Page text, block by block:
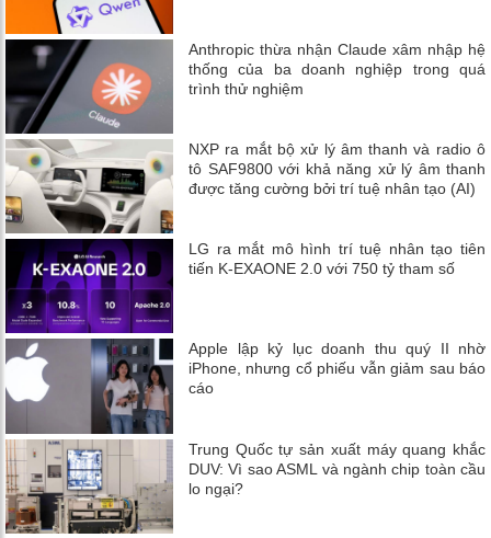
Anthropic thừa nhận Claude xâm nhập hệ
thống của ba doanh nghiệp trong quá
trình thử nghiệm
NXP ra mắt bộ xử lý âm thanh và radio ô
tô SAF9800 với khả năng xử lý âm thanh
được tăng cường bởi trí tuệ nhân tạo (AI)
LG ra mắt mô hình trí tuệ nhân tạo tiên
tiến K-EXAONE 2.0 với 750 tỷ tham số
Apple lập kỷ lục doanh thu quý II nhờ
iPhone, nhưng cổ phiếu vẫn giảm sau báo
cáo
Trung Quốc tự sản xuất máy quang khắc
DUV: Vì sao ASML và ngành chip toàn cầu
lo ngại?